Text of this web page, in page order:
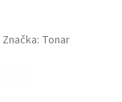
Značka: Tonar